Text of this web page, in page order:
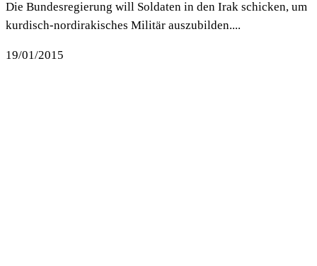
Die Bundesregierung will Soldaten in den Irak schicken, um
kurdisch-nordirakisches Militär auszubilden....
19/01/2015